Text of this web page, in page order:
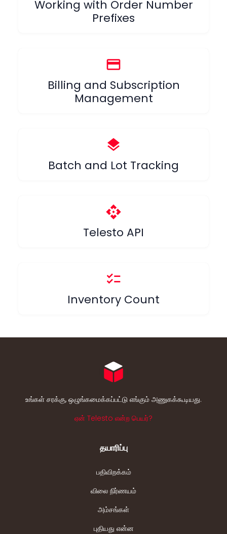
Working with Order Number
Prefixes
credit_card
Billing and Subscription
Management
layers
Batch and Lot Tracking
api
Telesto API
checklist
Inventory Count
உங்கள் சரக்கு, ஒழுங்கமைக்கப்பட்டு எங்கும் அணுகக்கூடியது.
ஏன் Telesto என்ற பெயர்?
தயாரிப்பு
பதிவிறக்கம்
விலை நிர்ணயம்
அம்சங்கள்
புதியது என்ன